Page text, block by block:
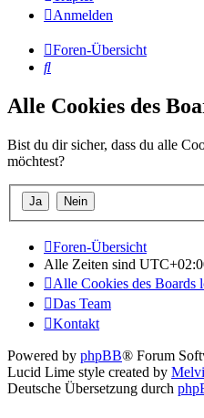
Anmelden
Foren-Übersicht
Suche
Alle Cookies des
Bist du dir sicher, dass du alle
möchtest?
Foren-Übersicht
Alle Zeiten sind
Alle Cookies des Boards
Das Team
Kontakt
Powered by phpBB® Forum
Lucid Lime style created by
Deutsche Übersetzung durch